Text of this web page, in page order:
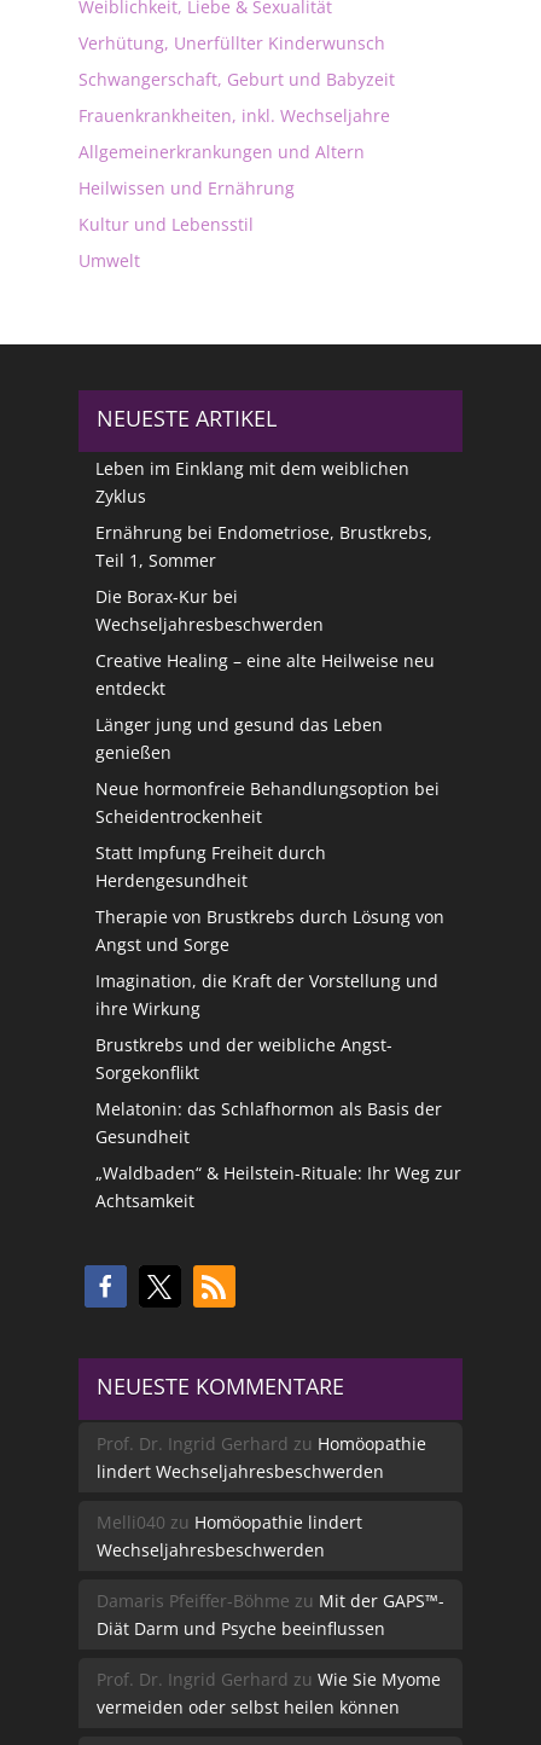
Weiblichkeit, Liebe & Sexualität
Verhütung, Unerfüllter Kinderwunsch
Schwangerschaft, Geburt und Babyzeit
Frauenkrankheiten, inkl. Wechseljahre
Allgemeinerkrankungen und Altern
Heilwissen und Ernährung
Kultur und Lebensstil
Umwelt
NEUESTE ARTIKEL
Leben im Einklang mit dem weiblichen
Zyklus
Ernährung bei Endometriose, Brustkrebs,
Teil 1, Sommer
Die Borax-Kur bei
Wechseljahresbeschwerden
Creative Healing – eine alte Heilweise neu
entdeckt
Länger jung und gesund das Leben
genießen
Neue hormonfreie Behandlungsoption bei
Scheidentrockenheit
Statt Impfung Freiheit durch
Herdengesundheit
Therapie von Brustkrebs durch Lösung von
Angst und Sorge
Imagination, die Kraft der Vorstellung und
ihre Wirkung
Brustkrebs und der weibliche Angst-
Sorgekonflikt
Melatonin: das Schlafhormon als Basis der
Gesundheit
„Waldbaden“ & Heilstein-Rituale: Ihr Weg zur
Achtsamkeit
NEUESTE KOMMENTARE
Prof. Dr. Ingrid Gerhard zu Homöopathie
lindert Wechseljahresbeschwerden
Melli040 zu Homöopathie lindert
Wechseljahresbeschwerden
Damaris Pfeiffer-Böhme zu Mit der GAPS™-
Diät Darm und Psyche beeinflussen
Prof. Dr. Ingrid Gerhard zu Wie Sie Myome
vermeiden oder selbst heilen können